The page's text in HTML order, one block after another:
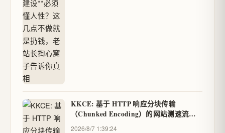
KKCE: 基于 HTTP 响应分块传输
（Chunked Encoding）的网站测速流式
渲染阻断分析-快快测
2026/8/7 1:39:24